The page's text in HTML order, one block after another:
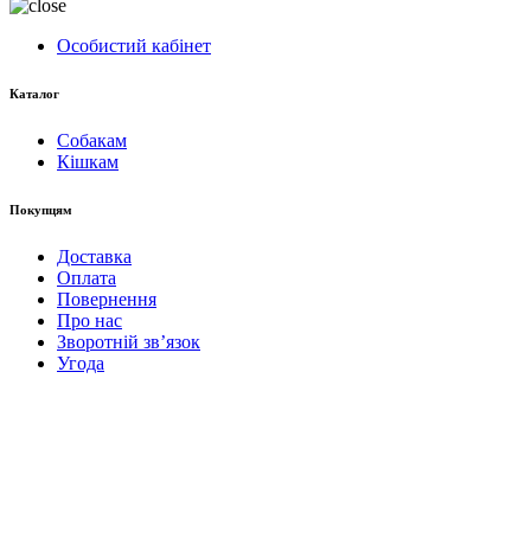
Особистий кабінет
Каталог
Собакам
Кішкам
Покупцям
Доставка
Оплата
Повернення
Про нас
Зворотній зв’язок
Угода